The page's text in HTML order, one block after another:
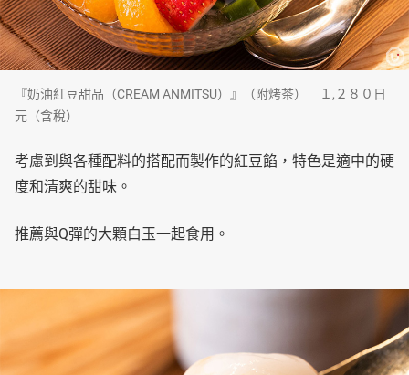
『奶油紅豆甜品（CREAM ANMITSU）』（附烤茶） １,２８０日
元（含稅）
考慮到與各種配料的搭配而製作的紅豆餡，特色是適中的硬
度和清爽的甜味。
推薦與Q彈的大顆白玉一起食用。